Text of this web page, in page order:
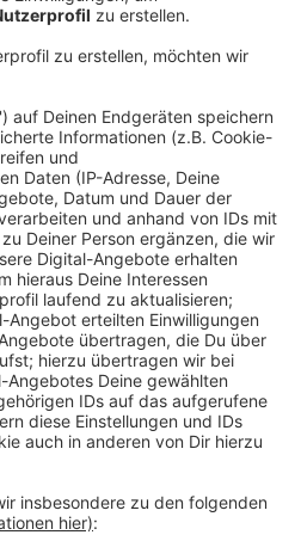
in NRW rund 892
Die rund 16 Millionen
Krankenhäuser in
Am meisten bekommen
rund 7,7 Millionen Euro. Mit
etwa ein
Aufnahme- und
oder die elektronische
und
Insgesamt kamen
Millionen Euro aus dem
Euro davon hat der